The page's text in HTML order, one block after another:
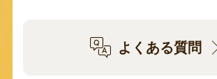
よくある質問